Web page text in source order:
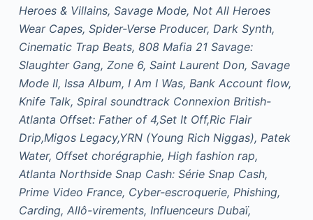
Heroes & Villains, Savage Mode, Not All Heroes
Wear Capes, Spider-Verse Producer, Dark Synth,
Cinematic Trap Beats, 808 Mafia 21 Savage:
Slaughter Gang, Zone 6, Saint Laurent Don, Savage
Mode II, Issa Album, I Am I Was, Bank Account flow,
Knife Talk, Spiral soundtrack Connexion British-
Atlanta Offset: Father of 4,Set It Off,Ric Flair
Drip,Migos Legacy,YRN (Young Rich Niggas), Patek
Water, Offset chorégraphie, High fashion rap,
Atlanta Northside Snap Cash: Série Snap Cash,
Prime Video France, Cyber-escroquerie, Phishing,
Carding, Allô-virements, Influenceurs Dubaï,